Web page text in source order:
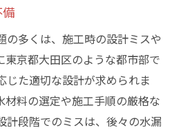
の多くは、施工時の設計ミスや
東京都大田区のような都市部で
じた適切な設計が求められま
材料の選定や施工手順の厳格な
計段階でのミスは、後々の水漏